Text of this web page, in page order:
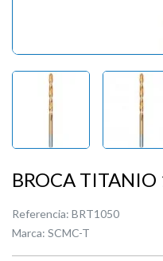
BROCA
Referencia: BRT1050
Marca: SCMC-T